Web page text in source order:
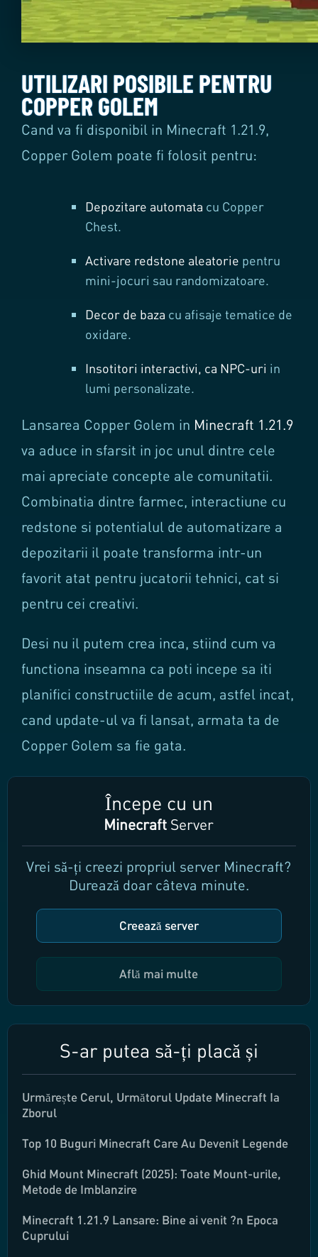
UTILIZARI POSIBILE PENTRU
COPPER GOLEM
Cand va fi disponibil in Minecraft 1.21.9,
Copper Golem poate fi folosit pentru:
Depozitare automata cu Copper
Chest.
Activare redstone aleatorie pentru
mini-jocuri sau randomizatoare.
Decor de baza cu afisaje tematice de
oxidare.
Insotitori interactivi, ca NPC-uri in
lumi personalizate.
Lansarea Copper Golem in Minecraft 1.21.9
va aduce in sfarsit in joc unul dintre cele
mai apreciate concepte ale comunitatii.
Combinatia dintre farmec, interactiune cu
redstone si potentialul de automatizare a
depozitarii il poate transforma intr-un
favorit atat pentru jucatorii tehnici, cat si
pentru cei creativi.
Desi nu il putem crea inca, stiind cum va
functiona inseamna ca poti incepe sa iti
planifici constructiile de acum, astfel incat,
cand update-ul va fi lansat, armata ta de
Copper Golem sa fie gata.
Începe cu un
Minecraft Server
Vrei să-ți creezi propriul server Minecraft?
Durează doar câteva minute.
Creează server
Află mai multe
S-ar putea să-ți placă și
Urmărește Cerul, Următorul Update Minecraft Ia
Zborul
Top 10 Buguri Minecraft Care Au Devenit Legende
Ghid Mount Minecraft (2025): Toate Mount-urile,
Metode de Imblanzire
Minecraft 1.21.9 Lansare: Bine ai venit ?n Epoca
Cuprului